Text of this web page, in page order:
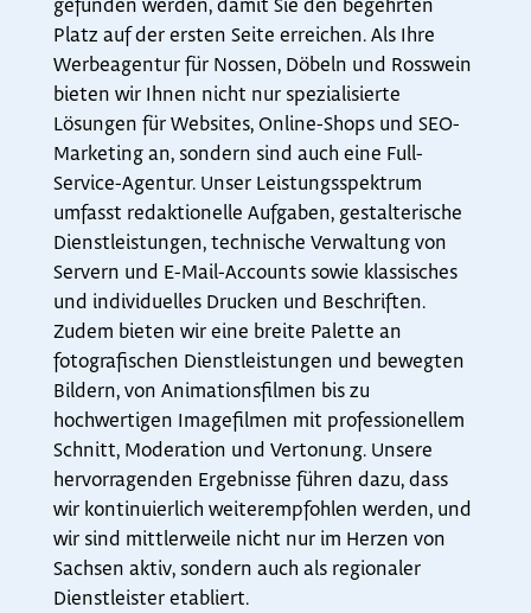
gefunden werden, damit Sie den begehrten
Platz auf der ersten Seite erreichen. Als Ihre
Werbeagentur für Nossen, Döbeln und Rosswein
bieten wir Ihnen nicht nur spezialisierte
Lösungen für Websites, Online-Shops und SEO-
Marketing an, sondern sind auch eine Full-
Service-Agentur. Unser Leistungsspektrum
umfasst redaktionelle Aufgaben, gestalterische
Dienstleistungen, technische Verwaltung von
Servern und E-Mail-Accounts sowie klassisches
und individuelles Drucken und Beschriften.
Zudem bieten wir eine breite Palette an
fotografischen Dienstleistungen und bewegten
Bildern, von Animationsfilmen bis zu
hochwertigen Imagefilmen mit professionellem
Schnitt, Moderation und Vertonung. Unsere
hervorragenden Ergebnisse führen dazu, dass
wir kontinuierlich weiterempfohlen werden, und
wir sind mittlerweile nicht nur im Herzen von
Sachsen aktiv, sondern auch als regionaler
Dienstleister etabliert.